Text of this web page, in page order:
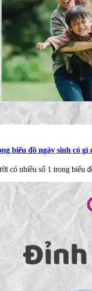
biểu đồ ngày sinh có gì
có nhiều số 1 trong biểu